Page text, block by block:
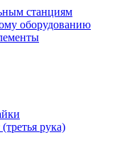
станциям
оборудованию
рука)